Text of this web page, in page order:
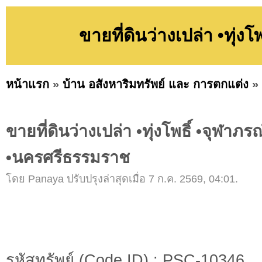
ขายที่ดินว่างเปล่า •ทุ่ง
หน้าแรก » บ้าน อสังหาริมทรัพย์ และ การตกแต่ง »
ขายที่ดินว่างเปล่า •ทุ่งโพธิ์ •จุฬาภร
•นครศรีธรรมราช
โดย Panaya ปรับปรุงล่าสุดเมื่อ 7 ก.ค. 2569, 04:01.